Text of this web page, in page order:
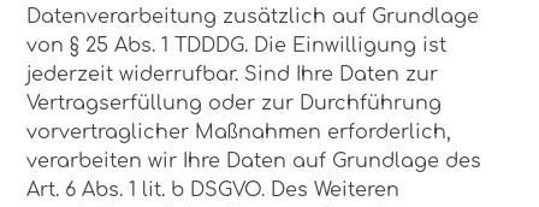
Datenverarbeitung zusätzlich auf Grundlage
von § 25 Abs. 1 TDDDG. Die Einwilligung ist
jederzeit widerrufbar. Sind Ihre Daten zur
Vertragserfüllung oder zur Durchführung
vorvertraglicher Maßnahmen erforderlich,
verarbeiten wir Ihre Daten auf Grundlage des
Art. 6 Abs. 1 lit. b DSGVO. Des Weiteren